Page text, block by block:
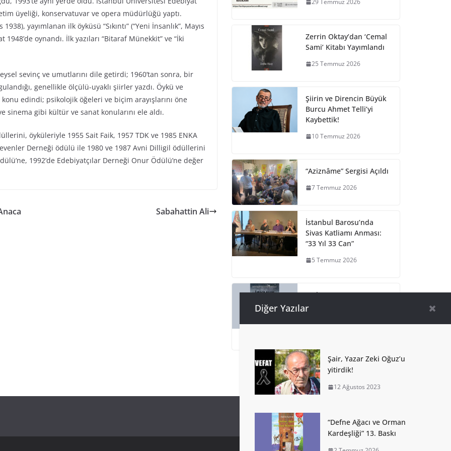
üyeliği, konservatuvar ve opera müdürlüğü yaptı.
yayımlanan ilk öyküsü “Sıkıntı” (“Yeni İnsanlık”, Mayıs
oynandı. İlk yazıları “Bitaraf Münekkit” ve “İki
sevinç ve umutlarını dile getirdi; 1960’tan sonra, bir
genellikle ölçülü-uyaklı şiirler yazdı. Öykü ve
edindi; psikolojik öğeleri ve biçim arayışlarını öne
sinema gibi kültür ve sanat konularını ele aldı.
öyküleriyle 1955 Sait Faik, 1957 TDK ve 1985 ENKA
Derneği ödülü ile 1980 ve 1987 Avni Dilligil ödüllerini
1992’de Edebiyatçılar Derneği Onur Ödülü’ne değer
Sabahattin Ali
29 Temmuz 2026
Zerrin Oktay’dan ‘Cemal
Sami’ Kitabı Yayımlandı
25 Temmuz 2026
Şiirin ve Direncin Büyük
Burcu Ahmet Telli’yi
Kaybettik!
10 Temmuz 2026
“Aziznâme” Sergisi Açıldı
7 Temmuz 2026
İstanbul Barosu’nda
Sivas Katliamı Anması:
“33 Yıl 33 Can”
5 Temmuz 2026
Mehmet
Gügercinoğlu’ndan
Diğer Yazılar
Şair, Yazar Zeki Oğuz’u
yitirdik!
12 Ağustos 2023
“Defne Ağacı ve Orman
Kardeşliği” 13. Baskı